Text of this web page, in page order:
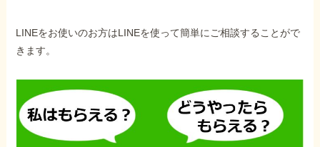
LINEをお使いのお方はLINEを使って簡単にご相談することがで
きます。